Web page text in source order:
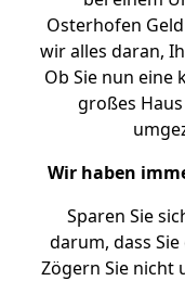
Osterhofen
wir alles daran,
Ob Sie nun eine
großes
Wir haben
Sparen Sie
darum, dass
Zögern Sie nicht